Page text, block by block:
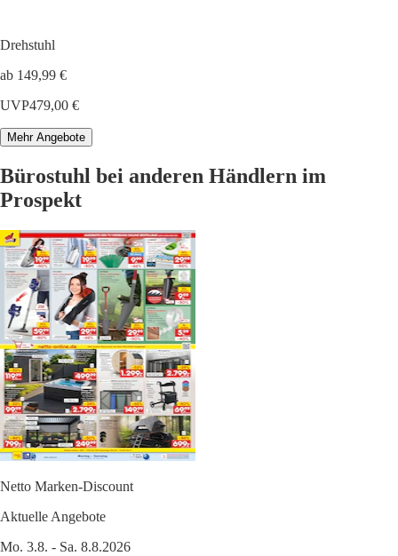
Drehstuhl
ab 149,99 €
UVP479,00 €
Mehr Angebote
Bürostuhl bei anderen Händlern im
Prospekt
Netto Marken-Discount
Aktuelle Angebote
Mo. 3.8. - Sa. 8.8.2026